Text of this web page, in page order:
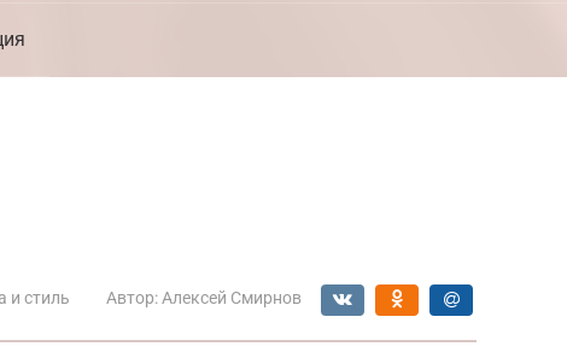
и стиль Автор: Алексей Смирнов